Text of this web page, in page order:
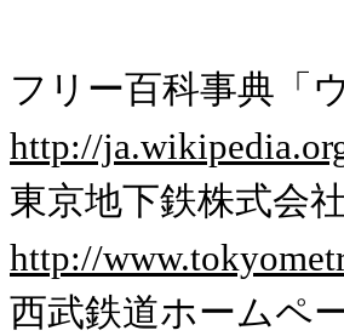
フリー百科事典「
http://
東京地下鉄株式会
http://
西武鉄道ホームペ